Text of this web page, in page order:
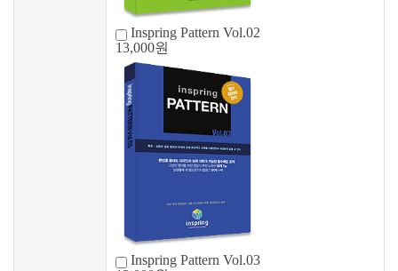
Inspring Pattern Vol.02
13,000원
Inspring Pattern Vol.03